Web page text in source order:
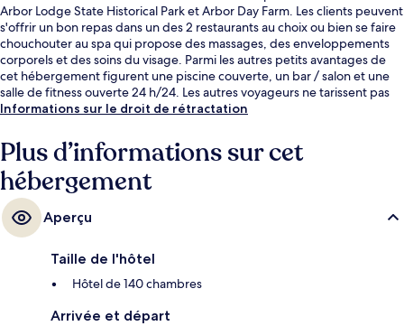
Arbor Lodge State Historical Park et Arbor Day Farm. Les clients peuvent
s'offrir un bon repas dans un des 2 restaurants au choix ou bien se faire
chouchouter au spa qui propose des massages, des enveloppements
corporels et des soins du visage. Parmi les autres petits avantages de
cet hébergement figurent une piscine couverte, un bar / salon et une
salle de fitness ouverte 24 h/24. Les autres voyageurs ne tarissent pas
d'éloges en ce qui concerne le personnel attentionné et l'accès facile à
Informations sur le droit de rétractation
Plus d’informations sur cet
hébergement
Aperçu
Taille de l'hôtel
Hôtel de 140 chambres
Arrivée et départ